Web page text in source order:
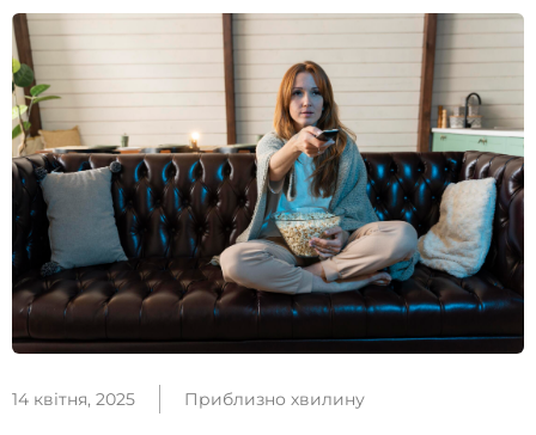
14 квітня, 2025 Приблизно хвилину